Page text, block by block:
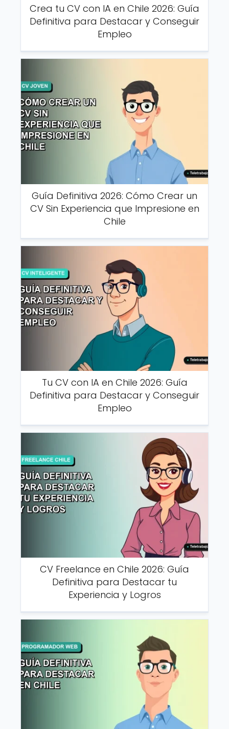
Crea tu CV con IA en Chile 2026: Guía
Definitiva para Destacar y Conseguir
Empleo
Guía Definitiva 2026: Cómo Crear un
CV Sin Experiencia que Impresione en
Chile
Tu CV con IA en Chile 2026: Guía
Definitiva para Destacar y Conseguir
Empleo
CV Freelance en Chile 2026: Guía
Definitiva para Destacar tu
Experiencia y Logros